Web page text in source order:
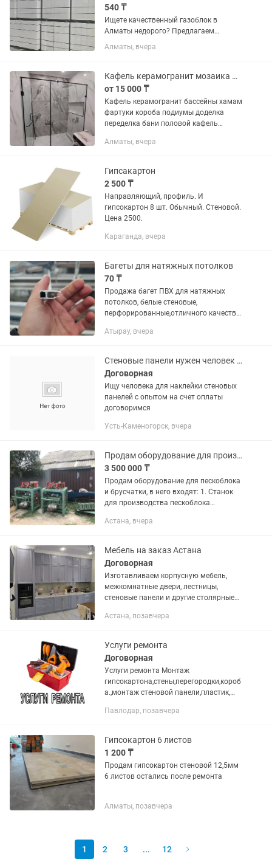
540 ₸
Ищете качественный газоблок в
Алматы недорого? Предлагаем
автоклавный газобетон напрямую с
завода. Минуя посредников —
блоки (минимальные допуски). ✔️
Прочность и...
Алматы, вчера
Кафель керамогранит мозаика фартуки короба подиумы мелкий ремонт переделка
от 15 000 ₸
Кафель керамогранит бассейны хамам
фартуки короба подиумы доделка
переделка бани половой кафель
услуги гипсокартон малярка ламинат
Алматы, вчера
Гипсакартон
2 500 ₸
Направляющий, профиль. И
гипсокартон 8 шт. Обычный. Стеновой.
Цена 2500.
Караганда, вчера
Багеты для натяжных потолков
70 ₸
Продажа багет ПВХ для натяжных
потолков, белые стеновые,
перфорированные,отличного качества.
отлично держит вставку.Отправим в
Атырау, вчера
Стеновые панели нужен человек с опытом
Договорная
Ищу человека для наклейки стеновых
панелей с опытом на счет оплаты
договоримся
Усть-Каменогорск, вчера
Продам оборудование для производства пескоблока
3 500 000 ₸
Продам оборудование для пескоблока
и брусчатки, в него входят: 1. Станок
для производства пескоблока
для блока 19х19х39 - стеновой (с
Астана, вчера
Мебель на заказ Астана
Договорная
Изготавливаем корпусную мебель,
межкомнатные двери, лестницы,
стеновые панели и другие столярные
материалами лдсп, мдф, шпон и т.д.
Астана, позавчера
Услуги ремонта
Договорная
Услуги ремонта Монтаж
гипсокартона,стены,перегородки,короб
а.,монтаж стеновой панели,пластик,
плинтусов.Опыт,качество.
Павлодар, позавчера
Гипсокартон 6 листов
1 200 ₸
Продам гипсокартон стеновой 12,5мм
6 листов остались после ремонта
Алматы, позавчера
1 2 3 ... 12